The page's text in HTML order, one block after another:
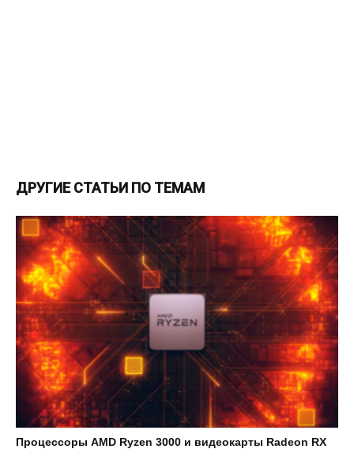
ДРУГИЕ СТАТЬИ ПО ТЕМАМ
Процессоры AMD Ryzen 3000 и видеокарты Radeon RX